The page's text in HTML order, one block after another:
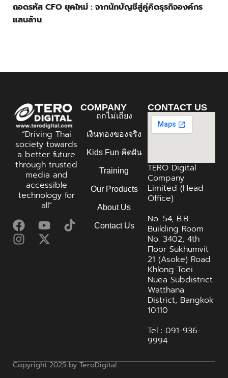
ถอดรหัส CFO ยุคใหม่ : จากนักบัญชีสู่คู่คิดธุรกิจองค์กร
แสนล้าน
“Driving Thai
society towards
a better future
through trusted
media and
accessible
technology for
all”
COMPANY
ถกไม่เถียง
เงินทองของจริง
Kids Fun คิดฝัน
Training
Our Products
About Us
Contact Us
CONTACT US
TERO Digital
Company
Limited (Head
Office)
No. 54, B.B.
Building Room
No. 3402, 4th
Floor Sukhumvit
21 (Asoke) Road
Khlong Toei
Nuea Subdistrict
Watthana
District, Bangkok
10110
Tel : 091-936-
9994
Copyright 2025 by TeroDigital